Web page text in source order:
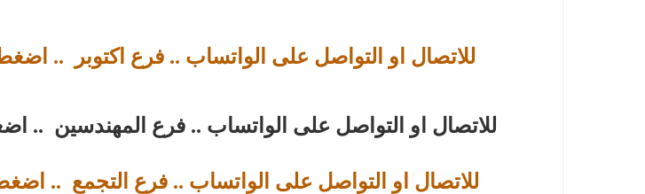
للاتصال او التواصل على الواتساب .. فرع اكتوبر ..
للاتصال او التواصل على الواتساب .. فرع المهندسين ..
للاتصال او التواصل على الواتساب .. فرع التجمع ..